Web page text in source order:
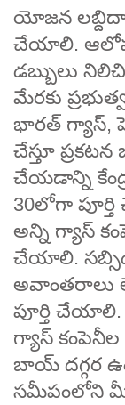
యోజన
చేయాలి.
డబ్బులు
మేరకు
భారత్ గ్యాస్,
చేస్తూ
చేయడాన్ని
30లోగా
అన్ని గ్యాస్
చేయాలి.
అవాంతరాలు
పూర్తి చేయాలి.
గ్యాస్
బాయ్ దగ్గర
సమీపంలోని మీ